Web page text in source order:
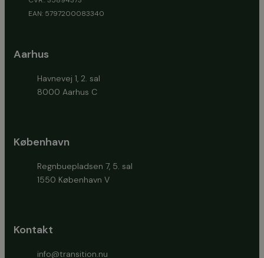
EAN: 5797200083340
Aarhus
Havnevej 1, 2. sal
8000 Aarhus C
København
Regnbuepladsen 7, 5. sal
1550 København V
Kontakt
info@transition.nu